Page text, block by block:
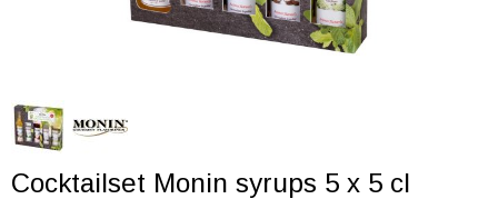
Cocktailset Monin syrups 5 x 5 cl